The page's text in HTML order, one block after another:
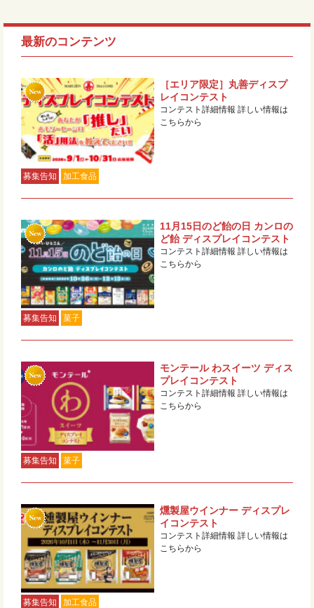
最新のコンテンツ
募集告知 加工食品
［エリア限定］丸善ディスプ
レイコンテスト
コンテスト詳細情報 詳しい情報は
こちらから
募集告知 菓子
11月15日のど飴の日 カンロの
ど飴 ディスプレイコンテスト
コンテスト詳細情報 詳しい情報は
こちらから
募集告知 菓子
モンテール わスイーツ ディス
プレイコンテスト
コンテスト詳細情報 詳しい情報は
こちらから
募集告知 加工食品
燻製屋ウインナー ディスプレ
イコンテスト
コンテスト詳細情報 詳しい情報は
こちらから